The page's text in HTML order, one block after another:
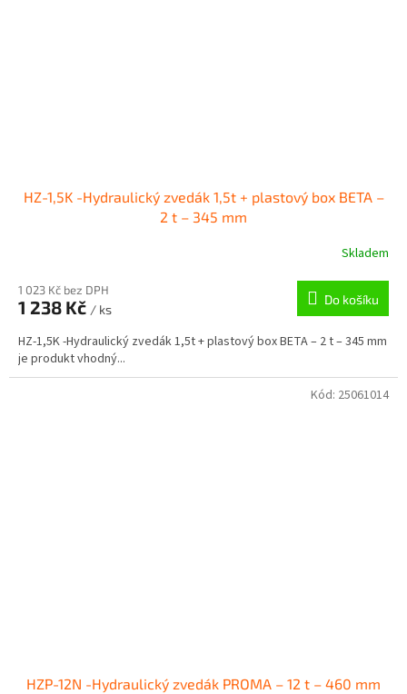
HZ-1,5K -Hydraulický zvedák 1,5t + plastový box BETA –
2 t – 345 mm
Skladem
1 023 Kč bez DPH
1 238 Kč / ks
Do košíku
HZ-1,5K -Hydraulický zvedák 1,5t + plastový box BETA – 2 t – 345 mm
je produkt vhodný...
HZP-12N -Hydraulický zvedák PROMA – 12 t – 460 mm
Kód: 25061014